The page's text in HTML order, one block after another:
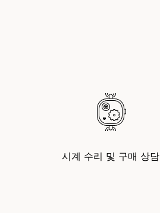
시계 수리 및 구매 상담